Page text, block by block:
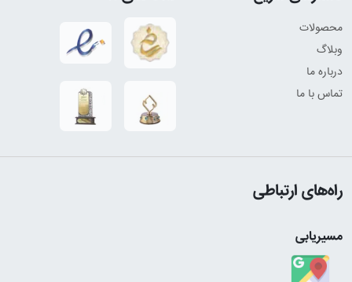
محصولات
وبلاگ
درباره ما
تماس با ما
راه‌های ارتباطی
مسیریابی